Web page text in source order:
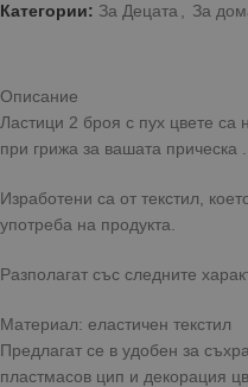
Категории: За Децата За
Описание
Ластици 2 броя с пух цвете
при грижа за вашата прическа .
Изработени са от текстил,
употреба на продукта.
Разполагат със следните
Материал: еластичен текстил
Предлагат се в удобен за
пластмасов цип и декорация